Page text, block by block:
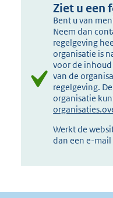
Ziet u een
Bent u van
Neem dan
regelgeving
organisatie is
voor de inhoud
van de
regelgeving.
organisatie
Werkt de
dan een e-mail